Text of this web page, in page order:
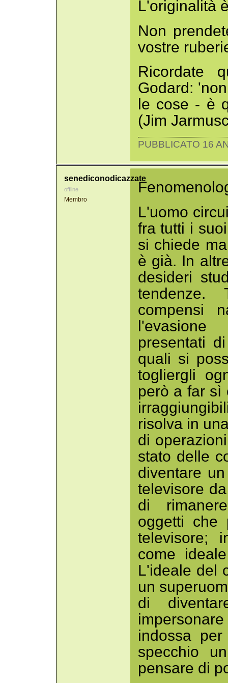
L'originalità
Non
vostre
Ricordate
Godard:
le cose - è
(Jim
PUBBLICATO 16
senediconodicazzate
offline
Membro
L'uomo
fra tutti i
si chiede
è già. In
desideri
tendenze.
compensi
presentati
quali si
togliergli
però a far sì
risolva in
di
stato delle
diventare
televisore
di
oggetti che
televisore;
come
L'ideale del
un
di
indossa
specchio
pensare di